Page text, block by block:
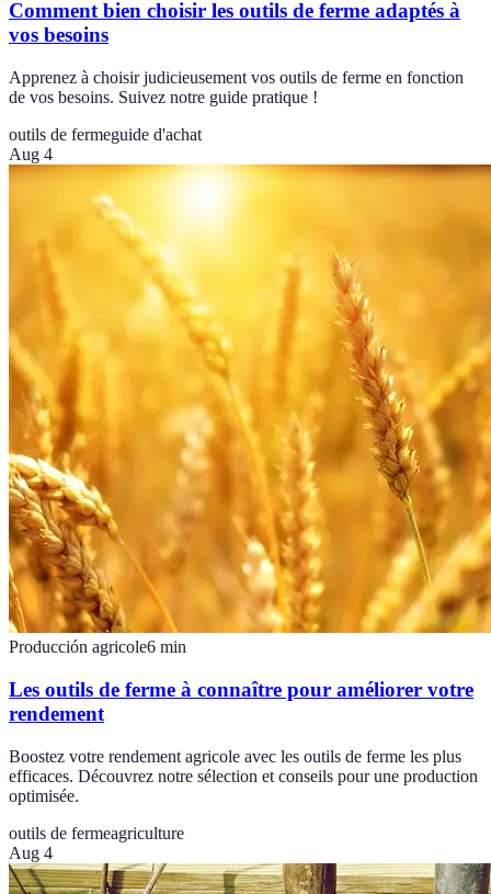
Comment bien choisir les outils de ferme adaptés à
vos besoins
Apprenez à choisir judicieusement vos outils de ferme en fonction
de vos besoins. Suivez notre guide pratique !
outils de fermeguide d'achat
Aug 4
Producción agricole6 min
Les outils de ferme à connaître pour améliorer votre
rendement
Boostez votre rendement agricole avec les outils de ferme les plus
efficaces. Découvrez notre sélection et conseils pour une production
optimisée.
outils de fermeagriculture
Aug 4